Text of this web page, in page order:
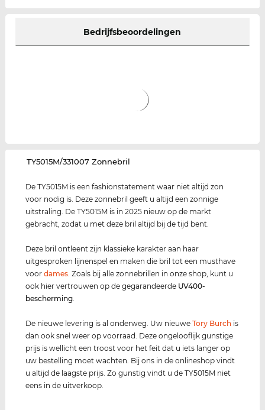
Bedrijfsbeoordelingen
‌TY5015M/331007 Zonnebril
De TY5015M is een fashionstatement waar niet altijd zon
voor nodig is. Deze zonnebril geeft u altijd een zonnige
uitstraling. De TY5015M is in 2025 nieuw op de markt
gebracht, zodat u met deze bril altijd bij de tijd bent.
Deze bril ontleent zijn klassieke karakter aan haar
uitgesproken lijnenspel en maken die bril tot een musthave
voordames. Zoals bij alle zonnebrillen in onze shop, kunt u
ook hier vertrouwen op de gegarandeerde UV400-
bescherming.
De nieuwe levering is al onderweg. Uw nieuweTory Burch is
dan ook snel weer op voorraad. Deze ongelooflijk gunstige
prijs is wellicht een troost voor het feit dat u iets langer op
uw bestelling moet wachten. Bij ons in de onlineshop vindt
u altijd de laagste prijs. Zo gunstig vindt u de TY5015M niet
eens in de uitverkoop.